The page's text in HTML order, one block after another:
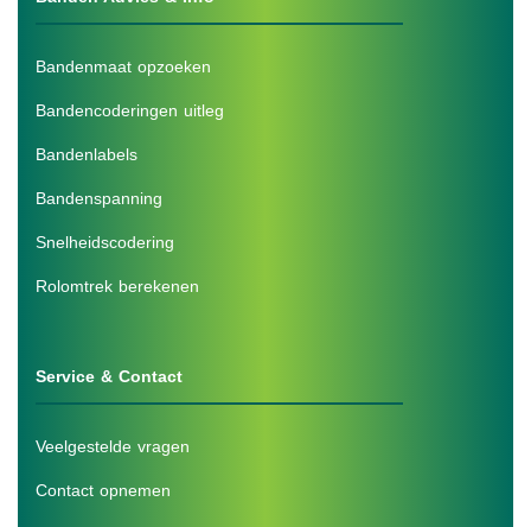
Bandenmaat opzoeken
Bandencoderingen uitleg
Bandenlabels
Bandenspanning
Snelheidscodering
Rolomtrek berekenen
Service & Contact
Veelgestelde vragen
Contact opnemen